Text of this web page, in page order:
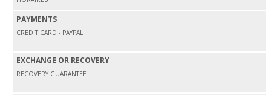
PAYMENTS
CREDIT CARD - PAYPAL
EXCHANGE OR RECOVERY
RECOVERY GUARANTEE